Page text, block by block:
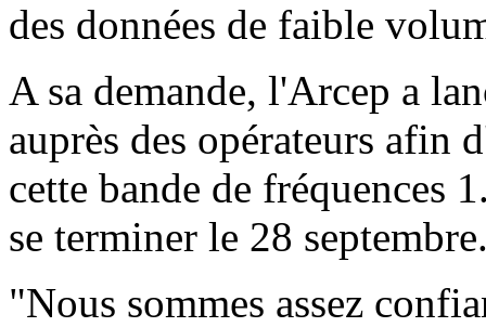
des données de faible
A sa demande, l'Arcep a
auprès des opérateurs afin
cette bande de fréquences
se terminer le 28
"Nous sommes assez